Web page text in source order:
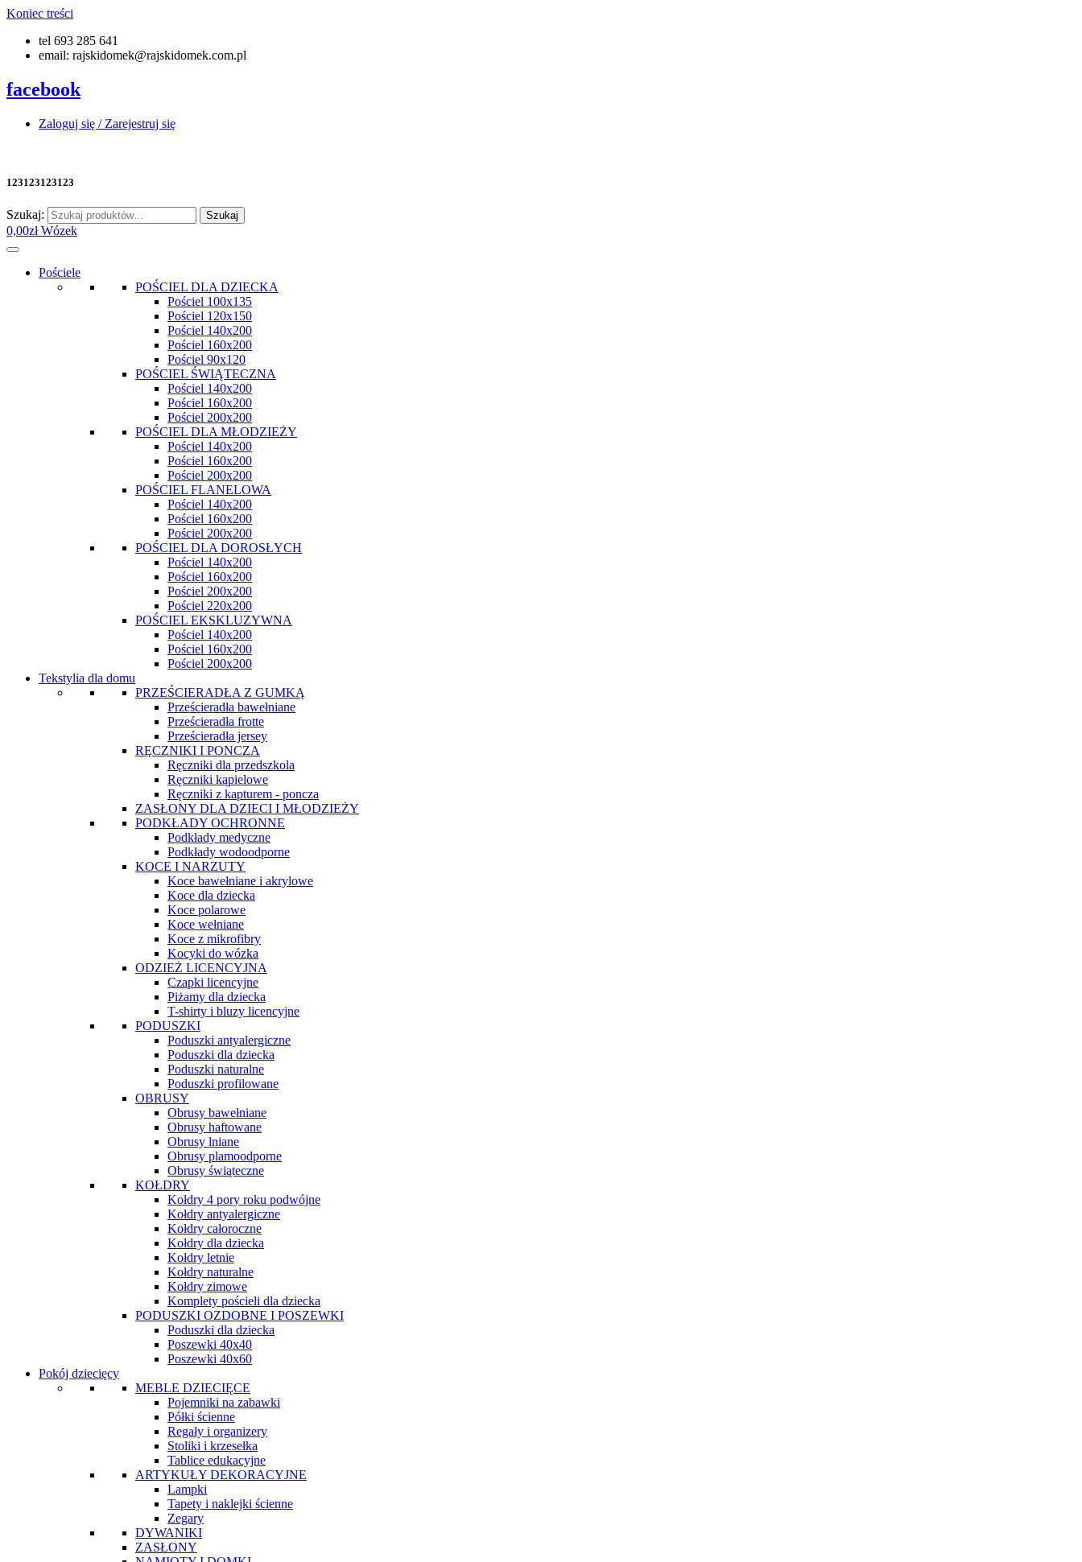
Koniec treści
tel 693 285 641
email: rajskidomek@rajskidomek.com.pl
facebook
Zaloguj się / Zarejestruj się
123123123123
Szukaj: Szukaj
0,00zł Wózek
Pościele
POŚCIEL DLA DZIECKA
Pościel 100x135
Pościel 120x150
Pościel 140x200
Pościel 160x200
Pościel 90x120
POŚCIEL ŚWIĄTECZNA
Pościel 140x200
Pościel 160x200
Pościel 200x200
POŚCIEL DLA MŁODZIEŻY
Pościel 140x200
Pościel 160x200
Pościel 200x200
POŚCIEL FLANELOWA
Pościel 140x200
Pościel 160x200
Pościel 200x200
POŚCIEL DLA DOROSŁYCH
Pościel 140x200
Pościel 160x200
Pościel 200x200
Pościel 220x200
POŚCIEL EKSKLUZYWNA
Pościel 140x200
Pościel 160x200
Pościel 200x200
Tekstylia dla domu
PRZEŚCIERADŁA Z GUMKĄ
Prześcieradła bawełniane
Prześcieradła frotte
Prześcieradła jersey
RĘCZNIKI I PONCZA
Ręczniki dla przedszkola
Ręczniki kąpielowe
Ręczniki z kapturem - poncza
ZASŁONY DLA DZIECI I MŁODZIEŻY
PODKŁADY OCHRONNE
Podkłady medyczne
Podkłady wodoodporne
KOCE I NARZUTY
Koce bawełniane i akrylowe
Koce dla dziecka
Koce polarowe
Koce wełniane
Koce z mikrofibry
Kocyki do wózka
ODZIEŻ LICENCYJNA
Czapki licencyjne
Piżamy dla dziecka
T-shirty i bluzy licencyjne
PODUSZKI
Poduszki antyalergiczne
Poduszki dla dziecka
Poduszki naturalne
Poduszki profilowane
OBRUSY
Obrusy bawełniane
Obrusy haftowane
Obrusy lniane
Obrusy plamoodporne
Obrusy świąteczne
KOŁDRY
Kołdry 4 pory roku podwójne
Kołdry antyalergiczne
Kołdry całoroczne
Kołdry dla dziecka
Kołdry letnie
Kołdry naturalne
Kołdry zimowe
Komplety pościeli dla dziecka
PODUSZKI OZDOBNE I POSZEWKI
Poduszki dla dziecka
Poszewki 40x40
Poszewki 40x60
Pokój dziecięcy
MEBLE DZIECIĘCE
Pojemniki na zabawki
Półki ścienne
Regały i organizery
Stoliki i krzesełka
Tablice edukacyjne
ARTYKUŁY DEKORACYJNE
Lampki
Tapety i naklejki ścienne
Zegary
DYWANIKI
ZASŁONY